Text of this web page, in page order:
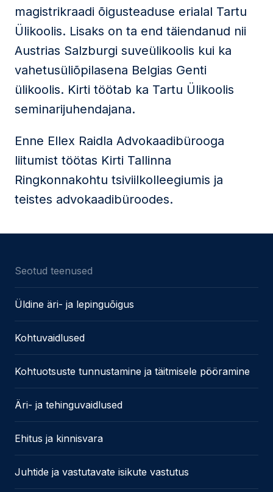
magistrikraadi õigusteaduse erialal Tartu
Ülikoolis. Lisaks on ta end täiendanud nii
Austrias Salzburgi suveülikoolis kui ka
vahetusüliõpilasena Belgias Genti
ülikoolis. Kirti töötab ka Tartu Ülikoolis
seminarijuhendajana.
Enne Ellex Raidla Advokaadibürooga
liitumist töötas Kirti Tallinna
Ringkonnakohtu tsiviilkolleegiumis ja
teistes advokaadibüroodes.
Seotud teenused
Üldine äri- ja lepinguõigus
Kohtuvaidlused
Kohtuotsuste tunnustamine ja täitmisele pööramine
Äri- ja tehinguvaidlused
Ehitus ja kinnisvara
Juhtide ja vastutavate isikute vastutus